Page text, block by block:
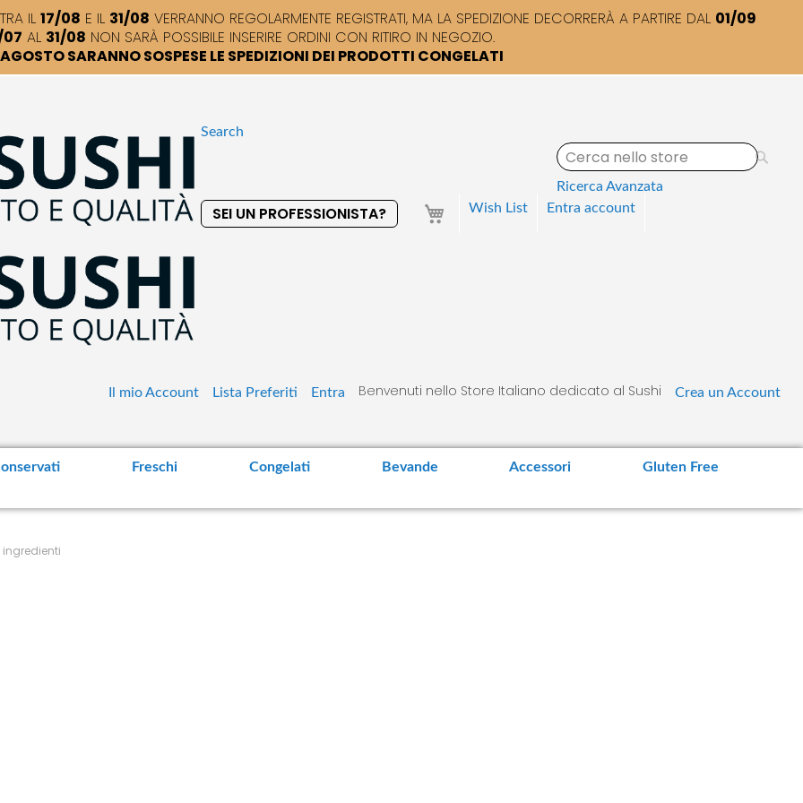
IL 17/08 E IL 31/08 VERRANNO REGOLARMENTE REGISTRATI, MA LA SPEDIZIONE DECORRERÀ A PARTIRE DAL 01/09
AL 31/08 NON SARÀ POSSIBILE INSERIRE ORDINI CON RITIRO IN NEGOZIO.
SARANNO SOSPESE LE SPEDIZIONI DEI PRODOTTI CONGELATI
Search
Ricerca Avanzata
SEI UN PROFESSIONISTA? Your Cart
Wish List Entra account
Il mio Account Lista Preferiti Entra Benvenuti nello Store Italiano dedicato al Sushi Crea un Account
n
Freschi Congelati Bevande Accessori Gluten Free